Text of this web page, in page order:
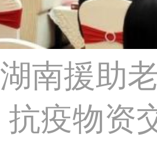
湖南援助
抗疫物资